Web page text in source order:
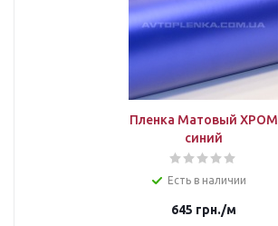
Пленка Матовый ХРОМ
синий
Есть в наличии
645 грн./м